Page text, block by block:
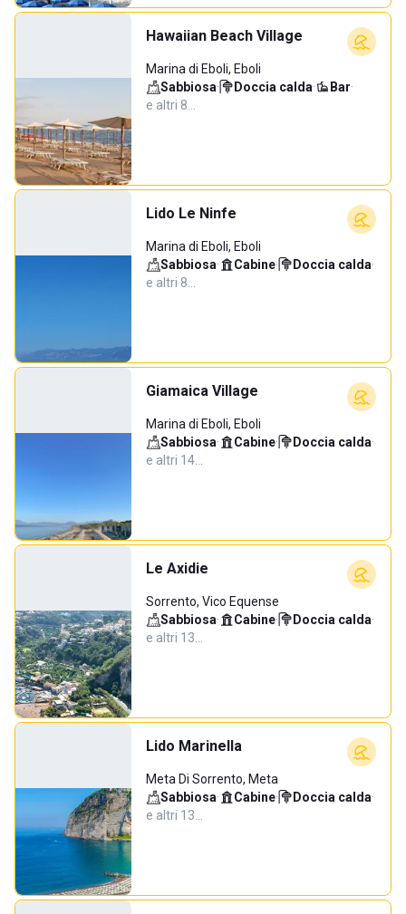
Hawaiian Beach Village
Marina di Eboli, Eboli
Sabbiosa· Doccia calda· Bar·
e altri 8…
Lido Le Ninfe
Marina di Eboli, Eboli
Sabbiosa· Cabine· Doccia calda·
e altri 8…
Giamaica Village
Marina di Eboli, Eboli
Sabbiosa· Cabine· Doccia calda·
e altri 14…
Le Axidie
Sorrento, Vico Equense
Sabbiosa· Cabine· Doccia calda·
e altri 13…
Lido Marinella
Meta Di Sorrento, Meta
Sabbiosa· Cabine· Doccia calda·
e altri 13…